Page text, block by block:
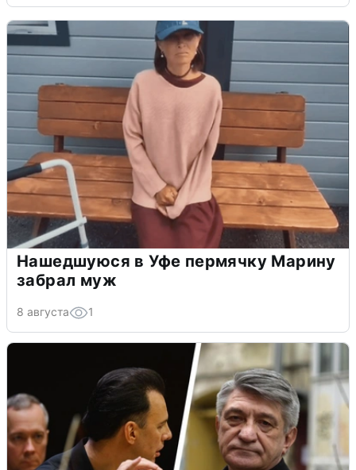
Нашедшуюся в Уфе пермячку Марину
забрал муж
8 августа 1